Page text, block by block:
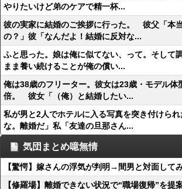
やりたいけど弟のケアで精一杯...
彼の実家に結婚のご挨拶に行った。 彼父「本
の？」彼「なんだよ！結婚に反対な...
ふと思った。娘は俺に似てない、って。そし
まま養い続けることが俺の償い...
俺は38歳のフリーター。彼女は23歳・モデル体
倍。 彼女「（俺）と結婚したい...
私が男と2人でホテルに入る写真を突き付けら
な。離婚だ」私「友達の旦那さん...
気団まとめ噫無情
【驚愕】嫁さんの浮気が判明→間男と対面して
【修羅場】離婚できない状況で“職場復帰”を提